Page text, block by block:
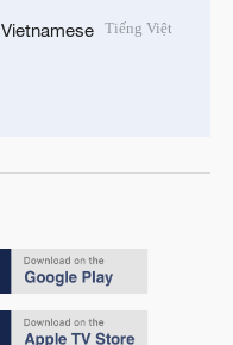
Vietnamese Tiếng Việt